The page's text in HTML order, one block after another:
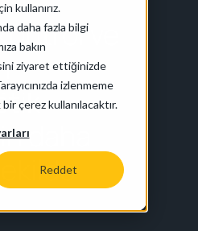
kullanırız.
daha fazla bilgi
bakın
ziyaret ettiğinizde
izlenmeme
çerez kullanılacaktır.
Reddet
ve
daha